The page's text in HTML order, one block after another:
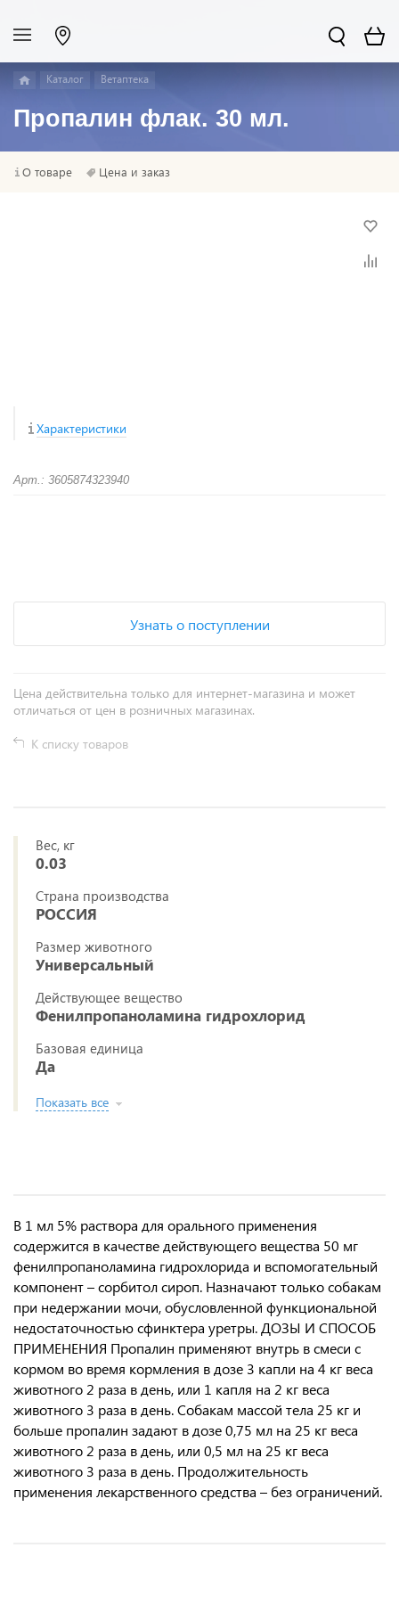
Каталог Ветаптека
Пропалин флак. 30 мл.
О товаре Цена и заказ
Характеристики
Арт.: 3605874323940
Узнать о поступлении
Цена действительна только для интернет-магазина и может
отличаться от цен в розничных магазинах.
К списку товаров
Вес, кг
0.03
Страна производства
РОССИЯ
Размер животного
Универсальный
Действующее вещество
Фенилпропаноламина гидрохлорид
Базовая единица
Да
Показать все
В 1 мл 5% раствора для орального применения
содержится в качестве действующего вещества 50 мг
фенилпропаноламина гидрохлорида и вспомогательный
компонент – сорбитол сироп. Назначают только собакам
при недержании мочи, обусловленной функциональной
недостаточностью сфинктера уретры. ДОЗЫ И СПОСОБ
ПРИМЕНЕНИЯ Пропалин применяют внутрь в смеси с
кормом во время кормления в дозе 3 капли на 4 кг веса
животного 2 раза в день, или 1 капля на 2 кг веса
животного 3 раза в день. Собакам массой тела 25 кг и
больше пропалин задают в дозе 0,75 мл на 25 кг веса
животного 2 раза в день, или 0,5 мл на 25 кг веса
животного 3 раза в день. Продолжительность
применения лекарственного средства – без ограничений.